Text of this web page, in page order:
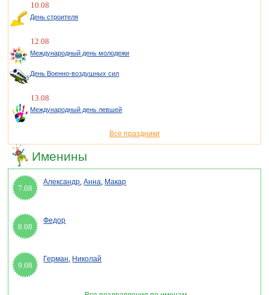
10.08
День строителя
12.08
Международный день молодежи
День Военно-воздушных сил
13.08
Международный день левшей
Все праздники
Именины
7.08
Александр,Анна, Макар
8.08
Федор
9.08
Герман, Николай